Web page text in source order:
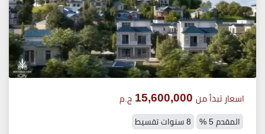
اسعار تبدأ من 15,600,000 ج.م
المقدم 5 % 8 سنوات تقسيط